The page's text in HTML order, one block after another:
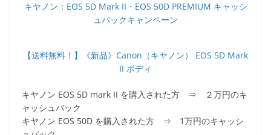
キヤノン：EOS 5D Mark II・EOS 50D PREMIUM キャッシ
ュバックキャンペーン
【送料無料！】《新品》Canon（キヤノン） EOS 5D Mark
II ボディ
キヤノン EOS 5D mark II を購入された方 ⇒ ２万円のキ
ャッシュバック
キヤノン EOS 50D を購入された方 ⇒ 1万円のキャッシ